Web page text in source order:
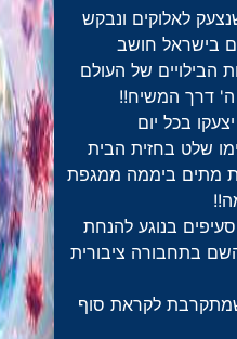
לאלוקים ונבקש
בישראל חושב
הבילויים של העולם
דרך המשיח!!
בכל יום
שלט בחזית הבית
מתים ביממה ממגפת
בנוגע להנחת
בתחבורה ציבורית
לקראת סוף